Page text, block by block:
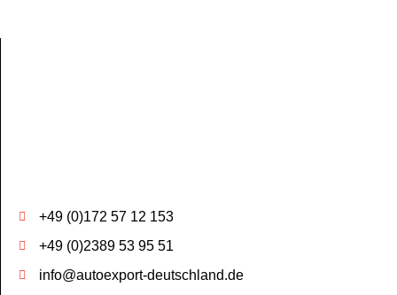
+49 (0)172 57 12 153
+49 (0)2389 53 95 51
info@autoexport-deutschland.de